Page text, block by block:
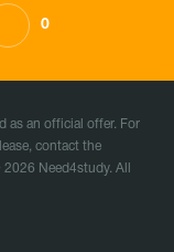
0
as an official offer. For
contact the
Need4study. All